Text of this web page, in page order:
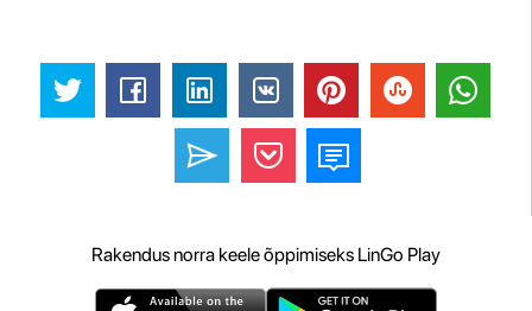
Rakendus norra keele õppimiseks LinGo Play